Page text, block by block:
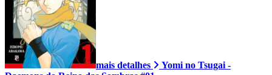
mais detalhes
Yomi no Tsugai -